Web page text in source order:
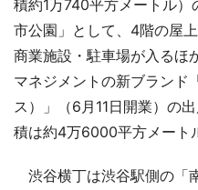
積約1万740平方メートル
市公園」として、4階の屋
商業施設・駐車場が入るほ
マネジメントの新ブランド
ス）」（6月11日開業）の
積は約4万6000平方メート
渋谷横丁は渋谷駅側の「